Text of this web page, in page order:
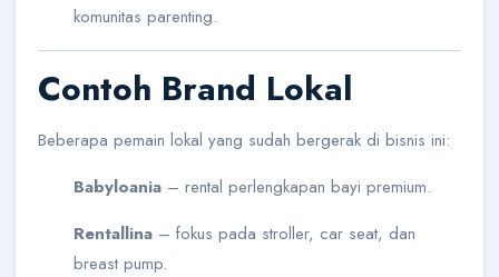
komunitas parenting.
Contoh Brand Lokal
Beberapa pemain lokal yang sudah bergerak di bisnis ini:
Babyloania – rental perlengkapan bayi premium.
Rentallina – fokus pada stroller, car seat, dan
breast pump.